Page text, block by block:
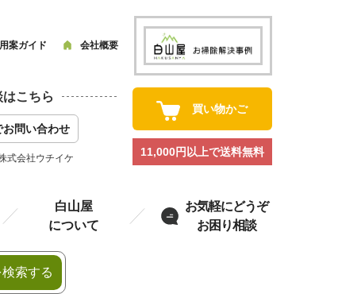
案ガイド 会社概要
こちら
お問い合わせ
式会社ウチイケ
買い物かご
11,000円以上で送料無料
白山屋
について
お気軽にどうぞ
お困り相談
索する